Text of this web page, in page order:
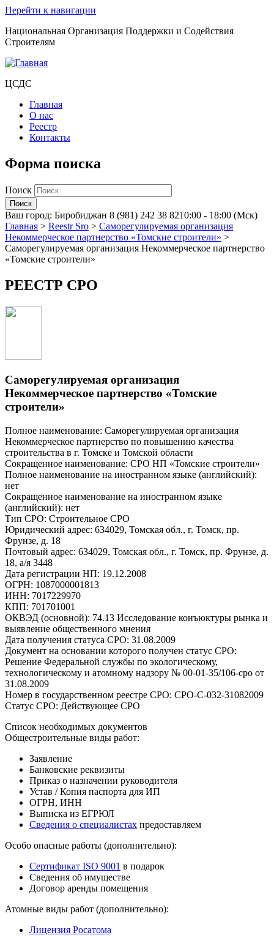
Перейти к навигации
Национальная Организация Поддержки и Содействия
Строителям
ЦСДС
Главная
О нас
Реестр
Контакты
Форма поиска
Поиск
Ваш город: Биробиджан 8 (981) 242 38 8210:00 - 18:00 (Мск)
Главная > Reestr Sro > Саморегулируемая организация
Некоммерческое партнерство «Томские строители» >
Саморегулируемая организация Некоммерческое партнерство
«Томские строители»
РЕЕСТР СРО
Саморегулируемая организация
Некоммерческое партнерство «Томские
строители»
Полное наименование: Саморегулируемая организация
Некоммерческое партнерство по повышению качества
строительства в г. Томске и Томской области
Сокращенное наименование: СРО НП «Томские строители»
Полное наименование на иностранном языке (английский):
нет
Сокращенное наименование на иностранном языке
(английский): нет
Тип СРО: Строительное СРО
Юридический адрес: 634029, Томская обл., г. Томск, пр.
Фрунзе, д. 18
Почтовый адрес: 634029, Томская обл., г. Томск, пр. Фрунзе, д.
18, а/я 3448
Дата регистрации НП: 19.12.2008
ОГРН: 1087000001813
ИНН: 7017229970
КПП: 701701001
ОКВЭД (основной): 74.13 Исследование конъюктуры рынка и
выявление общественного мнения
Дата получения статуса СРО: 31.08.2009
Документ на основании которого получен статус СРО:
Решение Федеральной службы по экологическому,
технологическому и атомному надзору № 00-01-35/106-сро от
31.08.2009
Номер в государственном реестре СРО: СРО-С-032-31082009
Статус СРО: Действующее СРО
Список необходимых документов
Общестроительные виды работ:
Заявление
Банковские реквизиты
Приказ о назначении руководителя
Устав / Копия паспорта для ИП
ОГРН, ИНН
Выписка из ЕГРЮЛ
Сведения о специалистах предоставляем
Особо опасные работы (дополнительно):
Сертификат ISO 9001 в подарок
Сведения об имуществе
Договор аренды помещения
Атомные виды работ (дополнительно):
Лицензия Росатома